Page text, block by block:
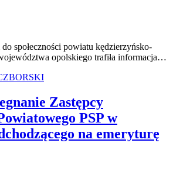
społeczności powiatu kędzierzyńsko-
opolskiego trafiła informacja…
Zastępcy
PSP w
na emeryturę